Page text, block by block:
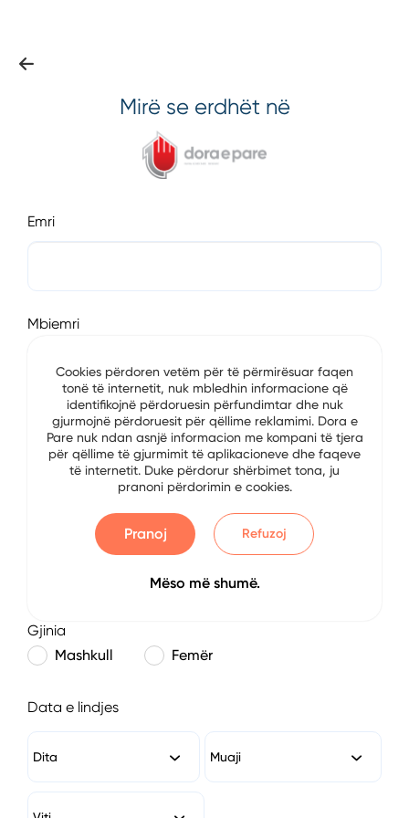
Mirë se erdhët në
Emri
Mbiemri
E-mail
Numri i Telefonit
Gjinia
Mashkull
Femër
Data e lindjes
Dita Muaji
Cookies përdoren vetëm për të përmirësuar faqen
tonë të internetit, nuk mbledhin informacione që
identifikojnë përdoruesin përfundimtar dhe nuk
gjurmojnë përdoruesit për qëllime reklamimi. Dora e
Pare nuk ndan asnjë informacion me kompani të tjera
për qëllime të gjurmimit të aplikacioneve dhe faqeve
të internetit. Duke përdorur shërbimet tona, ju
pranoni përdorimin e cookies.
Pranoj Refuzoj
Mëso më shumë.